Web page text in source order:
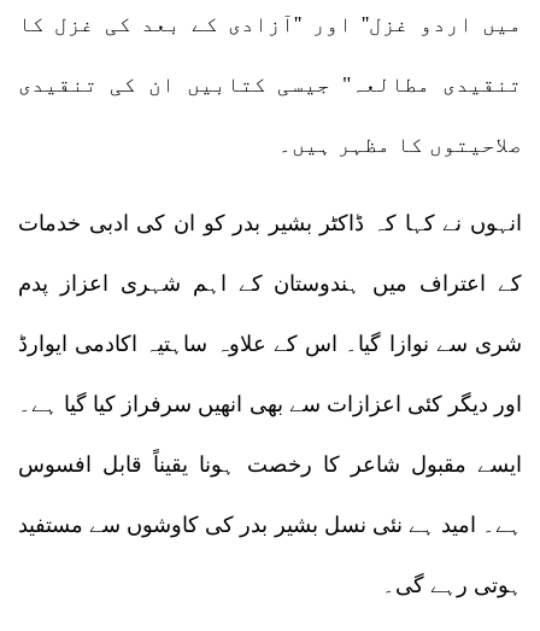
میں اردو غزل'' اور ''آزادی کے بعد کی غزل کا
تنقیدی مطالعہ" جیسی کتابیں ان کی تنقیدی
صلاحیتوں کا مظہر ہیں۔
انہوں نے کہا کہ ڈاکٹر بشیر بدر کو ان کی ادبی خدمات
کے اعتراف میں ہندوستان کے اہم شہری اعزاز پدم
شری سے نوازا گیا۔ اس کے علاوہ ساہتیہ اکادمی ایوارڈ
اور دیگر کئی اعزازات سے بھی انھیں سرفراز کیا گیا ہے۔
ایسے مقبول شاعر کا رخصت ہونا یقیناً قابل افسوس
ہے۔ امید ہے نئی نسل بشیر بدر کی کاوشوں سے مستفید
ہوتی رہے گی۔